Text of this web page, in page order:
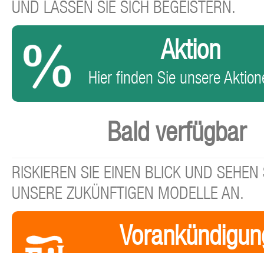
UND LASSEN SIE SICH BEGEISTERN.
Aktion
Hier finden Sie unsere
Bald verfügbar
RISKIEREN SIE EINEN BLICK UND SEHEN
UNSERE ZUKÜNFTIGEN MODELLE AN.